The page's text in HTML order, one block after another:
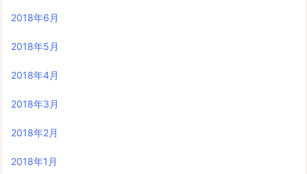
2018年6月
2018年5月
2018年4月
2018年3月
2018年2月
2018年1月